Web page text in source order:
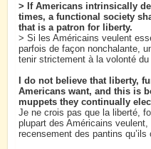
> If Americans intrinsically
times, a functional society
that is a patron for liberty.
> Si les Américains veulent
parfois de façon nonchalante,
tenir strictement à la volonté
I do not believe that liberty,
Americans want, and this is
muppets they continually
Je ne crois pas que la liberté,
plupart des Américains
recensement des pantins qu’ils